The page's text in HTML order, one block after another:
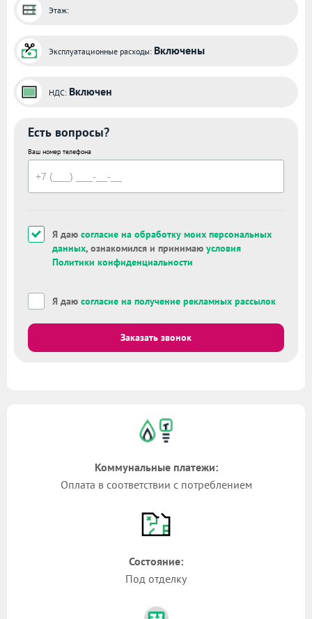
Этаж:
Эксплуатационные расходы: Включены
НДС: Включен
Есть вопросы?
Ваш номер телефона
Я даю согласие на обработку моих персональных
данных, ознакомился и принимаю условия
Политики конфиденциальности
Я даю согласие на получение рекламных рассылок
Заказать звонок
Коммунальные платежи:
Оплата в соответствии с потреблением
Состояние:
Под отделку